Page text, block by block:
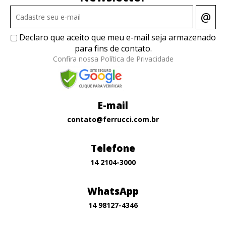
@
Declaro que aceito que meu e-mail seja armazenado
para fins de contato.
Confira nossa Política de Privacidade
E-mail
contato@ferrucci.com.br
Telefone
14 2104-3000
WhatsApp
14 98127-4346